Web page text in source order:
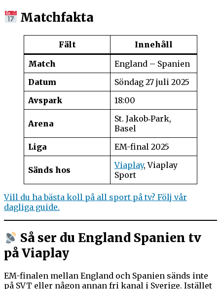
Matchfakta
Fält
Innehåll
Match
England – Spanien
Datum
Söndag 27 juli 2025
Avspark
18:00
Arena
St. Jakob‑Park,
Basel
Liga
EM-final 2025
Sänds hos Viaplay, Viaplay
Sport
Vill du ha bästa koll på all sport på tv? Följ vår
dagliga guide.
Så ser du England Spanien tv
på Viaplay
EM-finalen mellan England och Spanien sänds inte
på SVT eller någon annan fri kanal i Sverige. Istället